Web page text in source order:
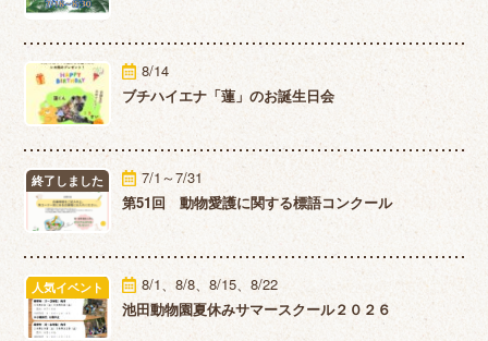
8/14
ブチハイエナ「蓮」のお誕生日会
終了しました
7/1～7/31
第51回 動物愛護に関する標語コンクール
人気イベント
8/1、8/8、8/15、8/22
池田動物園夏休みサマースクール２０２６